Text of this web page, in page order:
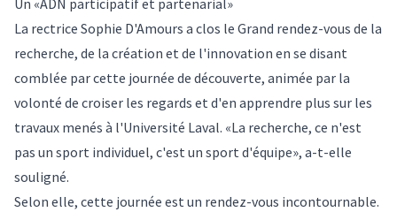
Un «ADN participatif et partenarial»
La rectrice Sophie D'Amours a clos le Grand rendez-vous de la
recherche, de la création et de l'innovation en se disant
comblée par cette journée de découverte, animée par la
volonté de croiser les regards et d'en apprendre plus sur les
travaux menés à l'Université Laval. «La recherche, ce n'est
pas un sport individuel, c'est un sport d'équipe», a-t-elle
souligné.
Selon elle, cette journée est un rendez-vous incontournable.